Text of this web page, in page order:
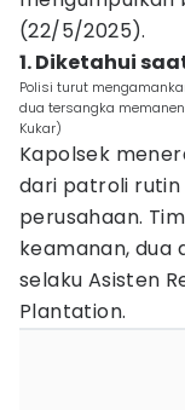
(22/5/2025).
1. Diketahui
Polisi turut
dua tersangka memanen
Kukar)
Kapolsek
dari patroli rutin
perusahaan.
keamanan, dua
selaku Asisten
Plantation.